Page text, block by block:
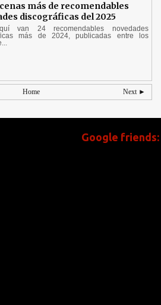
más de recomendables
discográficas del 2025
van 24 recomendables novedades
más de 2024, publicadas entre los
Next ►
Home
Google friends: